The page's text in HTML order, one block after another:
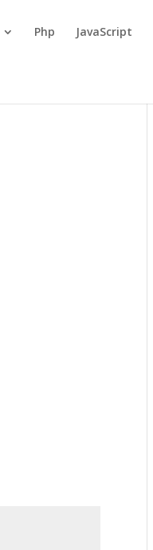
Php JavaScript